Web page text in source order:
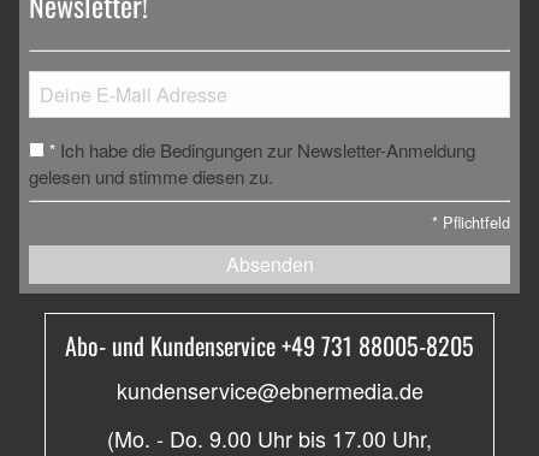
* Ich habe die Bedingungen zur Newsletter-Anmeldung
gelesen und stimme diesen zu.
* Pflichtfeld
Absenden
Abo- und Kundenservice +49 731 88005-8205
kundenservice@ebnermedia.de
(Mo. - Do. 9.00 Uhr bis 17.00 Uhr,